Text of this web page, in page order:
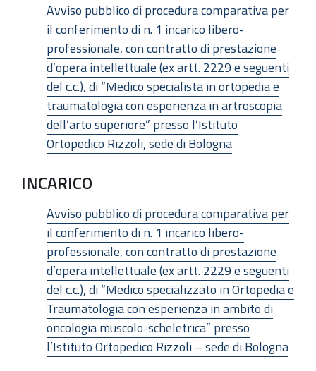
Avviso pubblico di procedura comparativa per
il conferimento di n. 1 incarico libero-
professionale, con contratto di prestazione
d’opera intellettuale (ex artt. 2229 e seguenti
del c.c.), di “Medico specialista in ortopedia e
traumatologia con esperienza in artroscopia
dell’arto superiore” presso l’Istituto
Ortopedico Rizzoli, sede di Bologna
INCARICO
Avviso pubblico di procedura comparativa per
il conferimento di n. 1 incarico libero-
professionale, con contratto di prestazione
d’opera intellettuale (ex artt. 2229 e seguenti
del c.c.), di “Medico specializzato in Ortopedia e
Traumatologia con esperienza in ambito di
oncologia muscolo-scheletrica” presso
l’Istituto Ortopedico Rizzoli – sede di Bologna